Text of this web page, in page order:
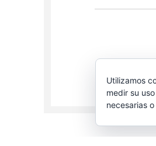
Utilizamos
medir su
necesarias